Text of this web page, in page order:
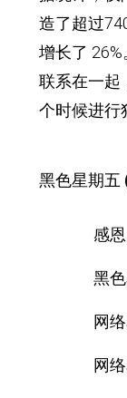
造了超过
增长了 26%
联系在一起
个时候进行
黑色星期
感恩
黑
网
网